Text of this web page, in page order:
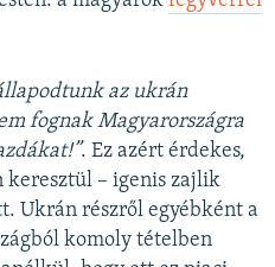
az ukrán
fognak Magyarországra
. Ez azért érdekes,
keresztül – igenis zajlik
Ukrán részről egyébként a
komoly tételben